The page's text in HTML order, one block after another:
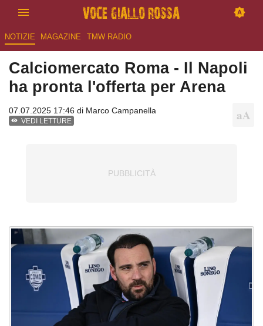
NOTIZIE MAGAZINE TMW RADIO
Calciomercato Roma - Il Napoli
ha pronta l'offerta per Arena
07.07.2025 17:46 di Marco Campanella
VEDI LETTURE